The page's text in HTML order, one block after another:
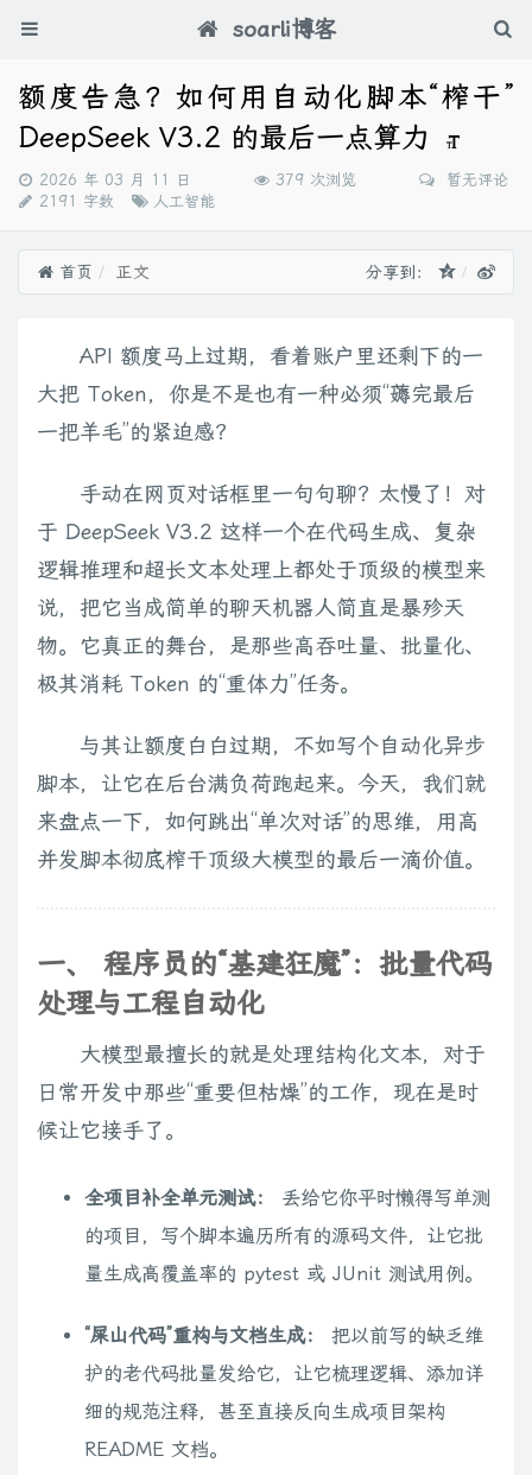
soarli博客
额度告急？如何用自动化脚本“榨干”
DeepSeek V3.2 的最后一点算力
发
布
2026 年 03 月 11 日 379 次浏览
暂无评论
2191 字数
分
人工智能
首页 正文 分享到：
API 额度马上过期，看着账户里还剩下的一
大把 Token，你是不是也有一种必须“薅完最后
一把羊毛”的紧迫感？
手动在网页对话框里一句句聊？太慢了！对
于 DeepSeek V3.2 这样一个在代码生成、复杂
逻辑推理和超长文本处理上都处于顶级的模型来
说，把它当成简单的聊天机器人简直是暴殄天
物。它真正的舞台，是那些高吞吐量、批量化、
极其消耗 Token 的“重体力”任务。
与其让额度白白过期，不如写个自动化异步
脚本，让它在后台满负荷跑起来。今天，我们就
来盘点一下，如何跳出“单次对话”的思维，用高
并发脚本彻底榨干顶级大模型的最后一滴价值。
一、 程序员的“基建狂魔”：批量代码
处理与工程自动化
大模型最擅长的就是处理结构化文本，对于
日常开发中那些“重要但枯燥”的工作，现在是时
候让它接手了。
全项目补全单元测试：
丢给它你平时懒得写单测
的项目，写个脚本遍历所有的源码文件，让它批
量生成高覆盖率的 pytest 或 JUnit 测试用例。
“屎山代码”重构与文档生成：
把以前写的缺乏维
护的老代码批量发给它，让它梳理逻辑、添加详
细的规范注释，甚至直接反向生成项目架构
README 文档。